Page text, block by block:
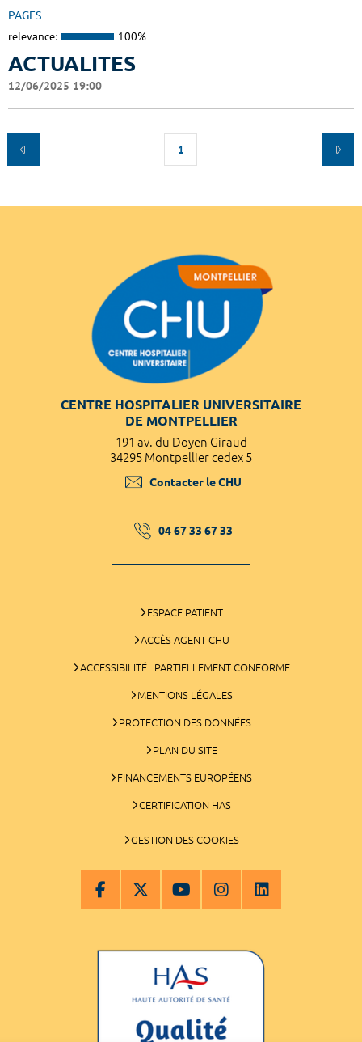
PAGES
relevance: 100%
ACTUALITES
12/06/2025 19:00
1
CENTRE HOSPITALIER UNIVERSITAIRE
DE MONTPELLIER
191 av. du Doyen Giraud
34295 Montpellier cedex 5
Contacter le CHU
04 67 33 67 33
ESPACE PATIENT
ACCÈS AGENT CHU
ACCESSIBILITÉ : PARTIELLEMENT CONFORME
MENTIONS LÉGALES
PROTECTION DES DONNÉES
PLAN DU SITE
FINANCEMENTS EUROPÉENS
CERTIFICATION HAS
GESTION DES COOKIES